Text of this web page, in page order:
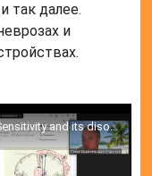
так далее.
и
2. Чувствительность и ее нарушения / Sensitivity and its disorders